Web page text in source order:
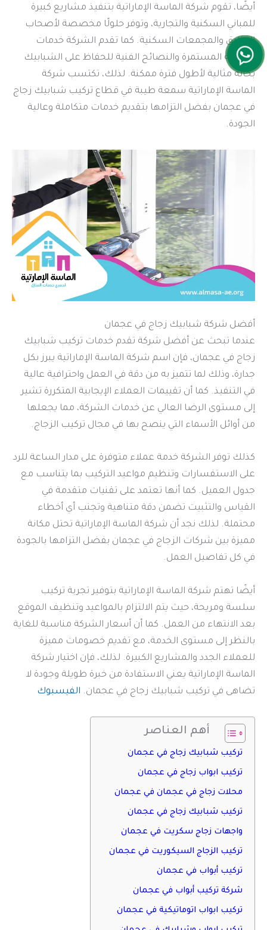
أيضًا، تقوم شركة الماسة الإماراتية بتنفيذ مشاريع كبيرة
للمباني السكنية والتجارية، وتوفر حلولًا مخصصة لأصحاب
الفنادق والمجمعات السكنية. كما تقدم الشركة خدمات
الصيانة المستمرة والنصائح الفنية للحفاظ على الشبابيك
بحالة مثالية لأطول فترة ممكنة. لذلك، تكتسب شركة
الماسة الإماراتية سمعة طيبة في قطاع تركيب شبابيك زجاج
في عجمان بفضل التزامها بتقديم خدمات متكاملة وعالية
الجودة.
أفضل شركة شبابيك زجاج في عجمان
عندما تبحث عن أفضل شركة تقدم خدمات تركيب شبابيك
زجاج في عجمان، فإن اسم شركة الماسة الإماراتية يبرز بكل
جدارة، وذلك لما تتميز به من دقة في العمل واحترافية عالية
في التنفيذ. كما أن تقييمات العملاء الإيجابية المتكررة تشير
إلى مستوى الرضا العالي عن خدمات الشركة، مما يجعلها
من أوائل الأسماء التي ينصح بها في مجال تركيب الزجاج.
كذلك توفر الشركة خدمة عملاء متوفرة على مدار الساعة للرد
على الاستفسارات وتنظيم مواعيد التركيب بما يتناسب مع
جدول العميل. كما أنها تعتمد على تقنيات متقدمة في
القياس والتثبيت تضمن دقة متناهية وتجنب أي أخطاء
محتملة. لذلك نجد أن شركة الماسة الإماراتية تحتل مكانة
مميزة بين شركات الزجاج في عجمان بفضل التزامها بالجودة
في كل تفاصيل العمل.
أيضًا تهتم شركة الماسة الإماراتية بتوفير تجربة تركيب
سلسة ومريحة، حيث يتم الالتزام بالمواعيد وتنظيف الموقع
بعد الانتهاء من العمل. كما أن أسعار الشركة مناسبة للغاية
بالنظر إلى مستوى الخدمة، مع تقديم خصومات مميزة
للعملاء الجدد والمشاريع الكبيرة. لذلك، فإن اختيار شركة
الماسة الإماراتية يعني الاستفادة من خبرة طويلة وجودة لا
تضاهى في تركيب شبابيك زجاج في عجمان. الفيسبوك
أهم العناصر
تركيب شبابيك زجاج في عجمان
تركيب ابواب زجاج في عجمان
محلات زجاج في عجمان في عجمان
تركيب شبابيك زجاج في عجمان
واجهات زجاج سكريت في عجمان
تركيب الزجاج السيكوريت في عجمان
تركيب أبواب في عجمان
شركة تركيب أبواب في عجمان
تركيب ابواب اتوماتيكية في عجمان